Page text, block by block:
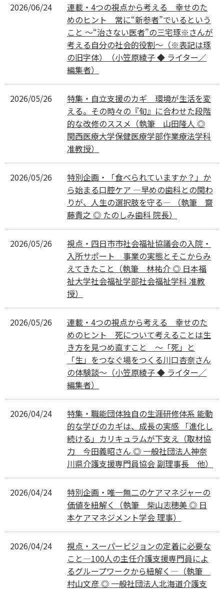
2026/06/24
連載・4つの視点から考える 幸せのた
めのヒント 常に“新参者”でいるという
こと 〜“治さない医者”の三宅琢※さんが
考える自分の社会的役割〜（※表記は琢
の旧字体）（小笠原綾子 ◆ ライター／
編集者）
2026/05/26
特集・自立支援のカギ 環境が生活を変
える。その時々の『旬』に合わせた段階
的な改修のススメ（執筆 山田隆人 ◎
関西医療大学保健医療学部作業療法学科
准教授）
2026/05/26
特別企画・「食べられていますか？」か
ら始まる口腔ケア ―早めの歯科との関わ
りが、人生の選択肢を守る― （執筆 齋
藤貴之 ◎ たのしみ歯科 院長）
2026/05/26
視点・四日市市社会福祉協議会の入院・
入所サポート 事業の実態とそこからみ
えてきたこと（執筆 林祐介 ◎ 日本福
祉大学社会福祉学部社会福祉学科 准教
授）
2026/05/26
連載・4つの視点から考える 幸せのた
めのヒント 死について考えることは生
き方を見つめ直すこと 〜「死」と
「生」をつなぐ場をつくる川口杏奈さん
の体験談〜（小笠原綾子 ◆ ライター／
編集者）
2026/04/24
特集・職能団体独自の生涯研修体系 能動
的な学びのカギは、成長の実感 「進化し
続ける」カリキュラムが下支え（取材協
力 今田義昭さん ◎ 一般社団法人神奈
川県介護支援専門員協会 副理事長 他）
2026/04/24
特別企画・唯一無二のケアマネジャーの
価値を紐解く（執筆 柴山志穂美 ◎ 日
本ケアマネジメント学会 理事）
2026/04/24
視点・スーパービジョンの定着に必要な
こと―100人の主任介護支援専門員によ
るグループワークから紐解く―（執筆
村山文彦 ◎ 一般社団法人北海道介護支